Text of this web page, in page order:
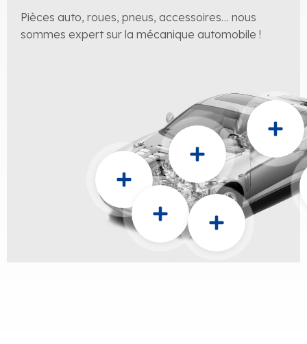
Pièces auto, roues, pneus, accessoires… nous
sommes expert sur la mécanique automobile !